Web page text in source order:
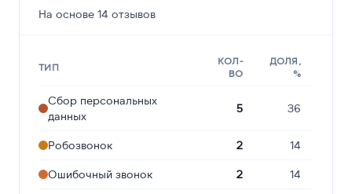
На основе 14 отзывов
ТИП
КОЛ-
ВО
ДОЛЯ,
%
Сбор персональных
данных
5 36
Робозвонок 2 14
Ошибочный звонок 2 14